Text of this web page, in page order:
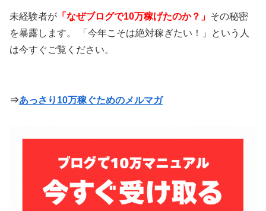
未経験者が 「なぜブログで10万稼げたのか？」 その秘密
を暴露します。 「今年こそは絶対稼ぎたい！」という人
は今すぐご覧ください。
⇒あっさり10万稼ぐためのメルマガ